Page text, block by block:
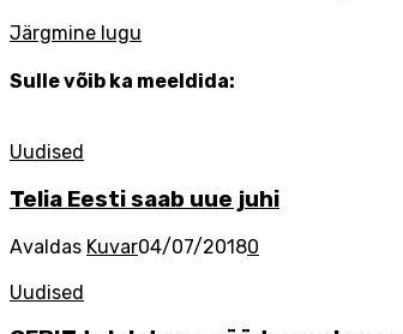
Järgmine lugu
Sulle võib ka meeldida:
Uudised
Telia Eesti saab uue juhi
Avaldas Kuvar04/07/20180
Uudised